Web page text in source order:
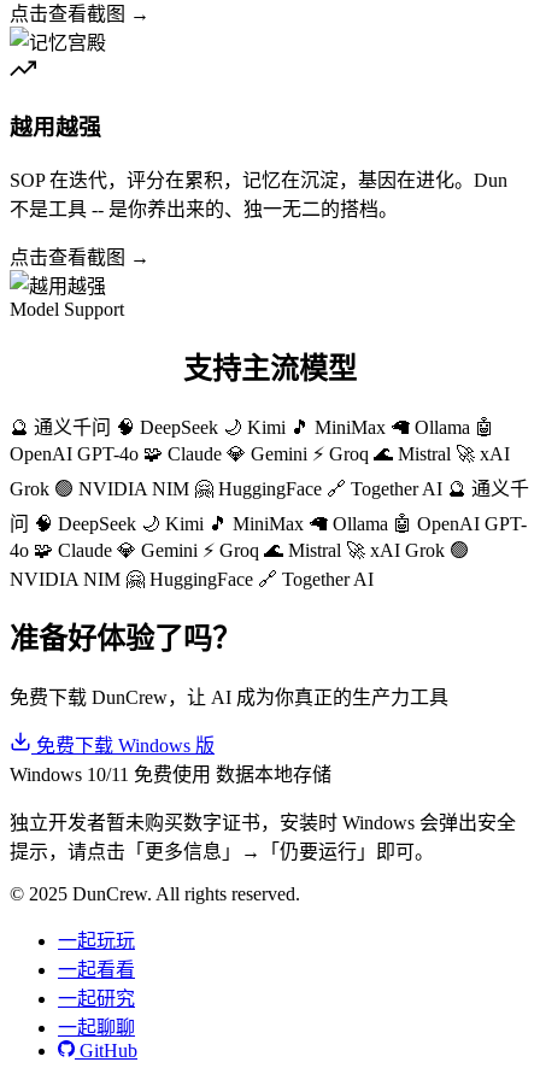
点击查看截图 →
越用越强
SOP 在迭代，评分在累积，记忆在沉淀，基因在进化。Dun
不是工具 -- 是你养出来的、独一无二的搭档。
点击查看截图 →
Model Support
支持主流模型
🔮 通义千问 🧠 DeepSeek 🌙 Kimi 🎵 MiniMax 🦙 Ollama 🤖
OpenAI GPT-4o 🧩 Claude 💎 Gemini ⚡ Groq 🌊 Mistral 🚀 xAI
Grok 🟢 NVIDIA NIM 🤗 HuggingFace 🔗 Together AI 🔮 通义千
问 🧠 DeepSeek 🌙 Kimi 🎵 MiniMax 🦙 Ollama 🤖 OpenAI GPT-
4o 🧩 Claude 💎 Gemini ⚡ Groq 🌊 Mistral 🚀 xAI Grok 🟢
NVIDIA NIM 🤗 HuggingFace 🔗 Together AI
准备好体验了吗？
免费下载 DunCrew，让 AI 成为你真正的生产力工具
免费下载 Windows 版
Windows 10/11 免费使用 数据本地存储
独立开发者暂未购买数字证书，安装时 Windows 会弹出安全
提示，请点击「更多信息」→「仍要运行」即可。
© 2025 DunCrew. All rights reserved.
一起玩玩
一起看看
一起研究
一起聊聊
GitHub